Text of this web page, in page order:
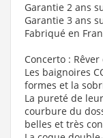
Garantie 2 ans
Garantie 3 ans
Fabriqué en
Concerto :
Les baignoires
formes et la
La pureté de
courbure du
belles et très